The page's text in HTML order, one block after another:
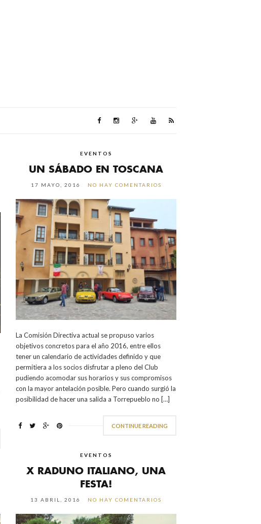
EVENTOS
UN SÁBADO EN TOSCANA
17 MAYO, 2016 NO HAY COMENTARIOS
La Comisión Directiva actual se propuso varios
objetivos concretos para el año 2016, entre ellos
tener un calendario de actividades definido y que
permitiera a los socios disfrutar a pleno del Club
pudiendo acomodar sus horarios y sus compromisos
con la mayor antelación posible. Pero cuando surgió la
posibilidad de hacer una salida a Torrepueblo no […]
CONTINUE READING
EVENTOS
X RADUNO ITALIANO, UNA
FESTA!
13 ABRIL, 2016 NO HAY COMENTARIOS